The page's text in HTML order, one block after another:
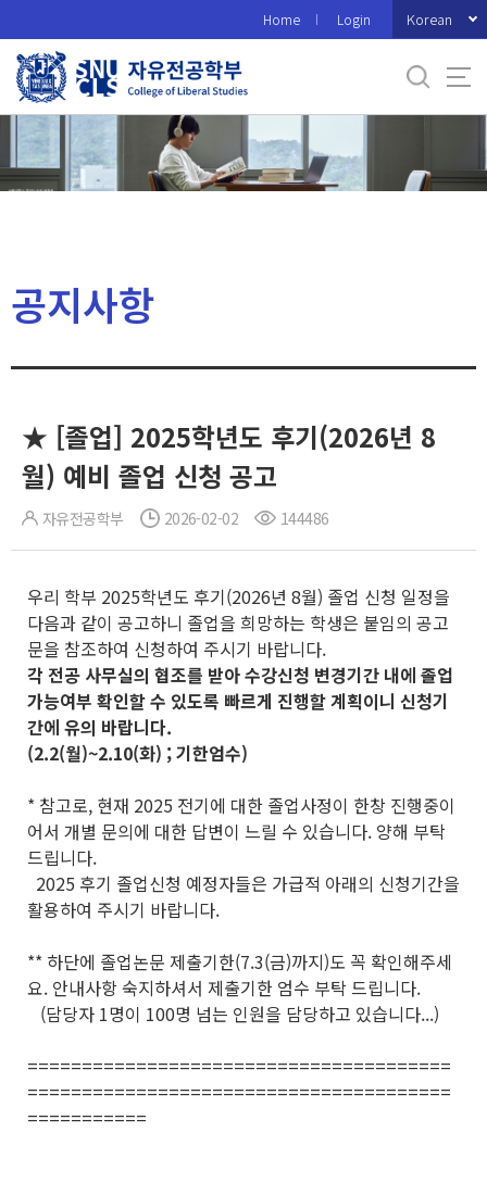
로
메
Home Login Korean
공지사항
★ [졸업] 2025학년도 후기(2026년 8
월) 예비 졸업 신청 공고
자유전공학부 2026-02-02 144486
우리 학부 2025학년도 후기(2026년 8월) 졸업 신청 일정을
다음과 같이 공고하니 졸업을 희망하는 학생은 붙임의 공고
문을 참조하여 신청하여 주시기 바랍니다.
각 전공 사무실의 협조를 받아 수강신청 변경기간 내에 졸업
가능여부 확인할 수 있도록 빠르게 진행할 계획이니 신청기
간에 유의 바랍니다.
(2.2(월)~2.10(화) ; 기한엄수)
* 참고로, 현재 2025 전기에 대한 졸업사정이 한창 진행중이
어서 개별 문의에 대한 답변이 느릴 수 있습니다. 양해 부탁
드립니다.
2025 후기 졸업신청 예정자들은 가급적 아래의 신청기간을
활용하여 주시기 바랍니다.
** 하단에 졸업논문 제출기한(7.3(금)까지)도 꼭 확인해주세
요. 안내사항 숙지하셔서 제출기한 엄수 부탁 드립니다.
(담당자 1명이 100명 넘는 인원을 담당하고 있습니다...)
=======================================
=======================================
===========